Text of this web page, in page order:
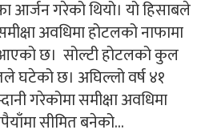
आर्जन गरेको थियो। यो हिसाबले
अवधिमा होटलको नाफामा
छ। सोल्टी होटलको कुल
घटेको छ। अघिल्लो वर्ष ४१
गरेकोमा समीक्षा अवधिमा
सीमित बनेको...